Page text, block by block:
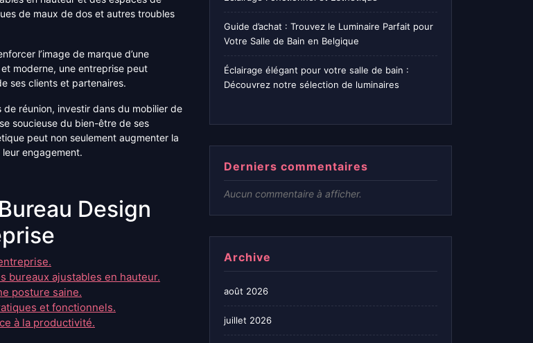
de maux de dos et autres troubles
l’image de marque d’une
moderne, une entreprise peut
ses clients et partenaires.
réunion, investir dans du mobilier de
soucieuse du bien-être de ses
peut non seulement augmenter la
engagement.
Design
bureaux ajustables en hauteur.
posture saine.
et fonctionnels.
à la productivité.
Guide d’achat : Trouvez le Luminaire Parfait pour
Votre Salle de Bain en Belgique
Éclairage élégant pour votre salle de bain :
Découvrez notre sélection de luminaires
Derniers commentaires
Aucun commentaire à afficher.
Archive
août 2026
juillet 2026